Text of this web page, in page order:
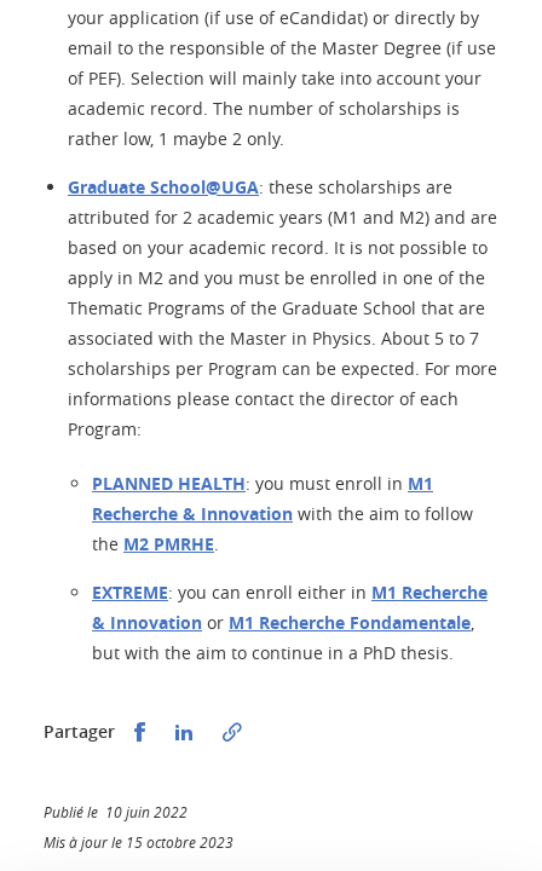
your application (if use of eCandidat) or directly by
email to the responsible of the Master Degree (if use
of PEF). Selection will mainly take into account your
academic record. The number of scholarships is
rather low, 1 maybe 2 only.
Graduate School@UGA: these scholarships are
attributed for 2 academic years (M1 and M2) and are
based on your academic record. It is not possible to
apply in M2 and you must be enrolled in one of the
Thematic Programs of the Graduate School that are
associated with the Master in Physics. About 5 to 7
scholarships per Program can be expected. For more
informations please contact the director of each
Program:
PLANNED HEALTH: you must enroll in M1
Recherche & Innovation with the aim to follow
the M2 PMRHE
EXTREME: you can enroll either in M1 Recherche
& Innovation or M1 Recherche Fondamentale
but with the aim to continue in a PhD thesis.
Partager Partager sur Facebook
Partager sur LinkedIn
Publié le 10 juin 2022
Mis à jour le 15 octobre 2023